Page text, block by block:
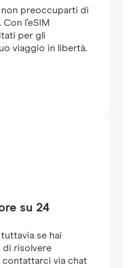
non preoccuparti di
l’eSIM
per gli
viaggio in libertà.
su 24
tuttavia se hai
di risolvere
contattarci via chat